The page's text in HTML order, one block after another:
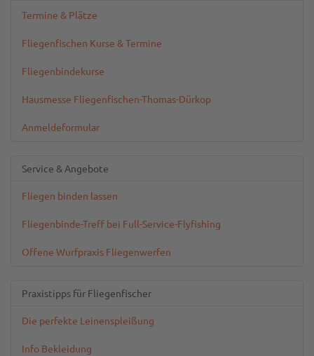
Termine & Plätze
Fliegenfischen Kurse & Termine
Fliegenbindekurse
Hausmesse Fliegenfischen-Thomas-Dürkop
Anmeldeformular
Service & Angebote
Fliegen binden lassen
Fliegenbinde-Treff bei Full-Service-Flyfishing
Offene Wurfpraxis Fliegenwerfen
Praxistipps für Fliegenfischer
Die perfekte Leinenspleißung
Info Bekleidung